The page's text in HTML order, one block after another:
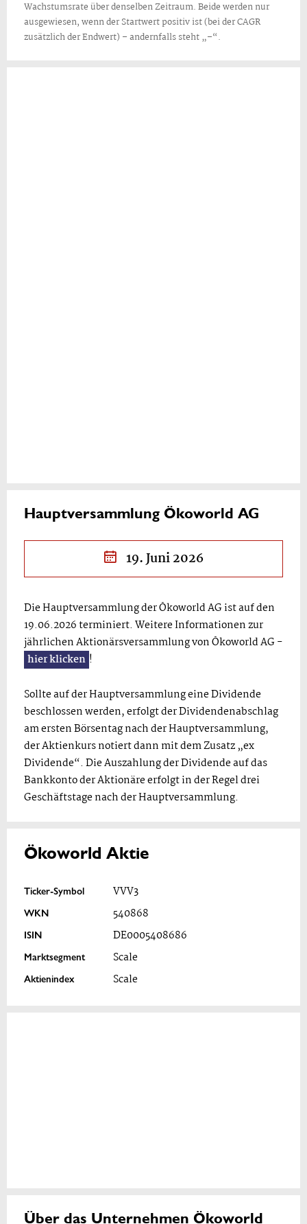
Wachstumsrate über denselben Zeitraum. Beide werden nur
ausgewiesen, wenn der Startwert positiv ist (bei der CAGR
zusätzlich der Endwert) – andernfalls steht „–“.
Hauptversammlung Ökoworld AG
19. Juni 2026
Die Hauptversammlung der Ökoworld AG ist auf den
19.06.2026 terminiert. Weitere Informationen zur
jährlichen Aktionärsversammlung von Ökoworld AG -
hier klicken !
Sollte auf der Hauptversammlung eine Dividende
beschlossen werden, erfolgt der Dividendenabschlag
am ersten Börsentag nach der Hauptversammlung,
der Aktienkurs notiert dann mit dem Zusatz „ex
Dividende“. Die Auszahlung der Dividende auf das
Bankkonto der Aktionäre erfolgt in der Regel drei
Geschäftstage nach der Hauptversammlung.
Ökoworld Aktie
Ticker-Symbol VVV3
WKN 540868
ISIN DE0005408686
Marktsegment Scale
Aktienindex Scale
Über das Unternehmen Ökoworld